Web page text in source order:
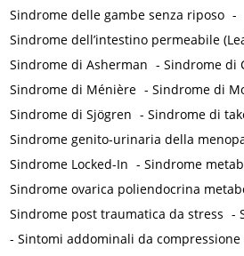
Sindrome delle gambe senza riposo -
Sindrome dell’intestino permeabile
Sindrome di Asherman -Sindrome di
Sindrome di Ménière -Sindrome di
Sindrome di Sjögren -Sindrome di
Sindrome genito-urinaria della
Sindrome Locked-In -Sindrome
Sindrome ovarica poliendocrina
Sindrome post traumatica da stress -
-Sintomi addominali da compressione